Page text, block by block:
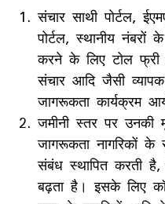
संचार साथी पोर्टल,
पोर्टल, स्थानीय नंबरों
करने के लिए टोल फ्री
संचार आदि जैसी
जागरूकता कार्यक्रम
जमीनी स्तर पर
जागरूकता नागरिकों
संबंध स्थापित करती
बढ़ता है। इसके लिए